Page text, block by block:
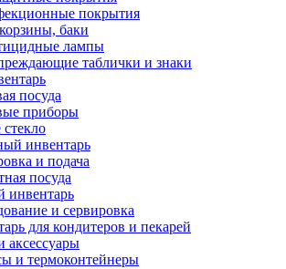
покрытия
баки
лампы
таблички и знаки
посуда
приборы
инвентарь
и подача
посуда
инвентарь
и сервировка
для кондитеров и пекарей
и термоконтейнеры